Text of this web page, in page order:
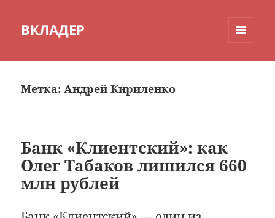
ВКЛАДЕР
Метка:Андрей Кириленко
Банк «Клиентский»: как
Олег Табаков лишился 660
млн рублей